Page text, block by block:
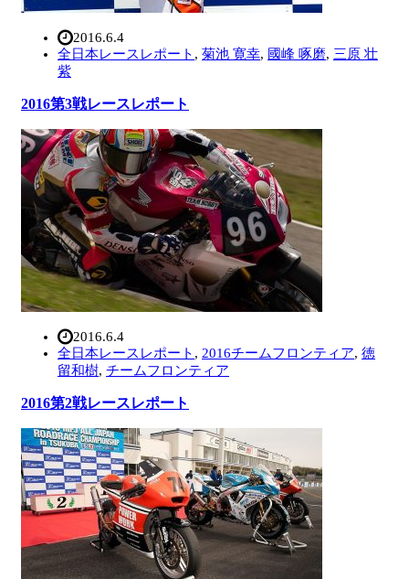
2016.6.4
全日本レースレポート , 菊池 寛幸, 國峰 啄磨, 三原 壮
紫
2016第3戦レースレポート
2016.6.4
全日本レースレポート , 2016チームフロンティア, 徳
留和樹, チームフロンティア
2016第2戦レースレポート